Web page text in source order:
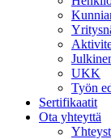
UKK
Työn
Sertifikaatit
Ota yhteyttä